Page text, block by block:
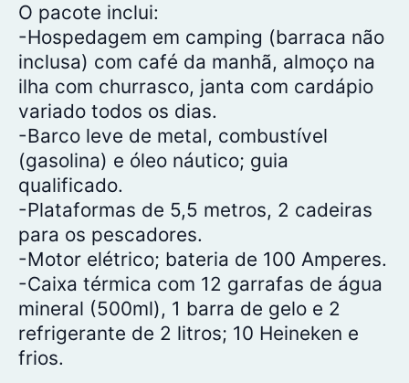
O pacote inclui:
-Hospedagem em camping (barraca não
inclusa) com café da manhã, almoço na
ilha com churrasco, janta com cardápio
variado todos os dias.
-Barco leve de metal, combustível
(gasolina) e óleo náutico; guia
qualificado.
-Plataformas de 5,5 metros, 2 cadeiras
para os pescadores.
-Motor elétrico; bateria de 100 Amperes.
-Caixa térmica com 12 garrafas de água
mineral (500ml), 1 barra de gelo e 2
refrigerante de 2 litros; 10 Heineken e
frios.